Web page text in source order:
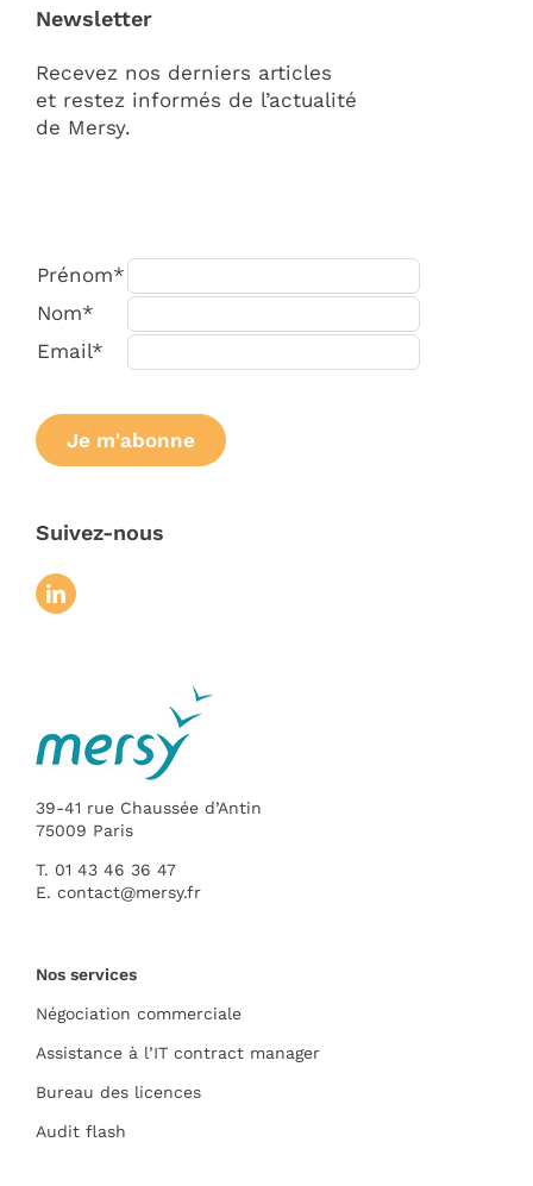
Newsletter
Recevez nos derniers articles
et restez informés de l’actualité
de Mersy.
Prénom*
Nom*
Email*
Suivez-nous
39-41 rue Chaussée d’Antin
75009 Paris
T. 01 43 46 36 47
E. contact@mersy.fr
Nos services
Négociation commerciale
Assistance à l’IT contract manager
Bureau des licences
Audit flash